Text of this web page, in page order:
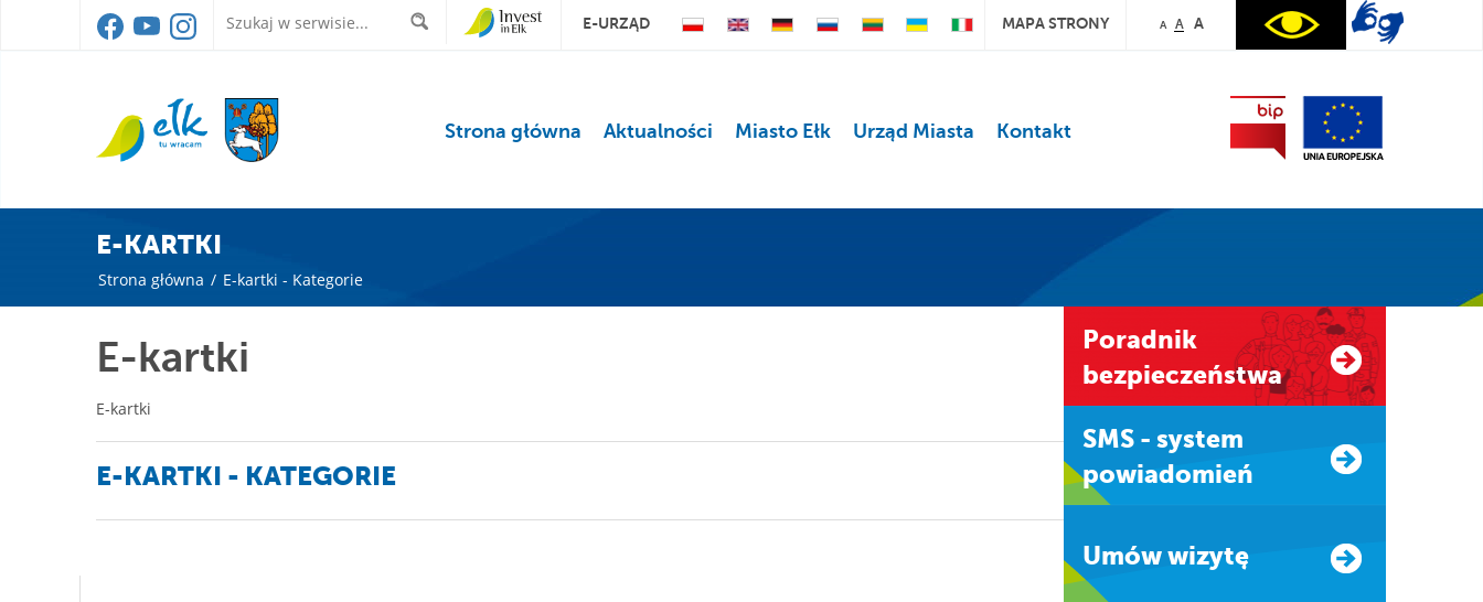
E-URZĄD MAPA STRONY A A A
Strona główna Aktualności Miasto Ełk Urząd Miasta Kontakt
E-KARTKI
Strona główna / E-kartki - Kategorie
E-kartki
E-kartki
E-KARTKI - KATEGORIE
Poradnik
bezpieczeństwa
SMS - system
powiadomień
Umów wizytę